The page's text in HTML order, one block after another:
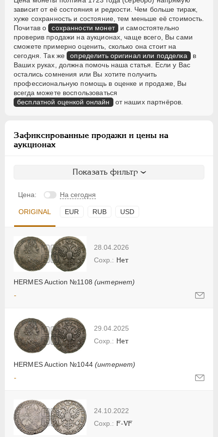
зависит от её состояния и редкости. Чем больше тираж,
хуже сохранность и состояние, тем меньше её стоимость.
Почитав о сохранности монет и самостоятельно
проверив продажи на аукционах, чаще всего, Вы сами
сможете примерно оценить, сколько она стоит на
сегодня. Так же определить оригинал или подделка в
Ваших руках, должна помочь наша статья. Если у Вас
остались сомнения или Вы хотите получить
профессиональную помощь в оценке и продаже, Вы
всегда можете воспользоваться
бесплатной оценкой онлайн от наших партнёров.
Зафиксированные продажи и цены на
аукционах
Показать фильтр
Цена: На сегодня
ORIGINAL EUR RUB USD
28.04.2026
HERMES Auction №1108 (интернет)
Нет
-
29.04.2025
HERMES Auction №1044 (интернет)
Нет
-
24.10.2022
F-VF